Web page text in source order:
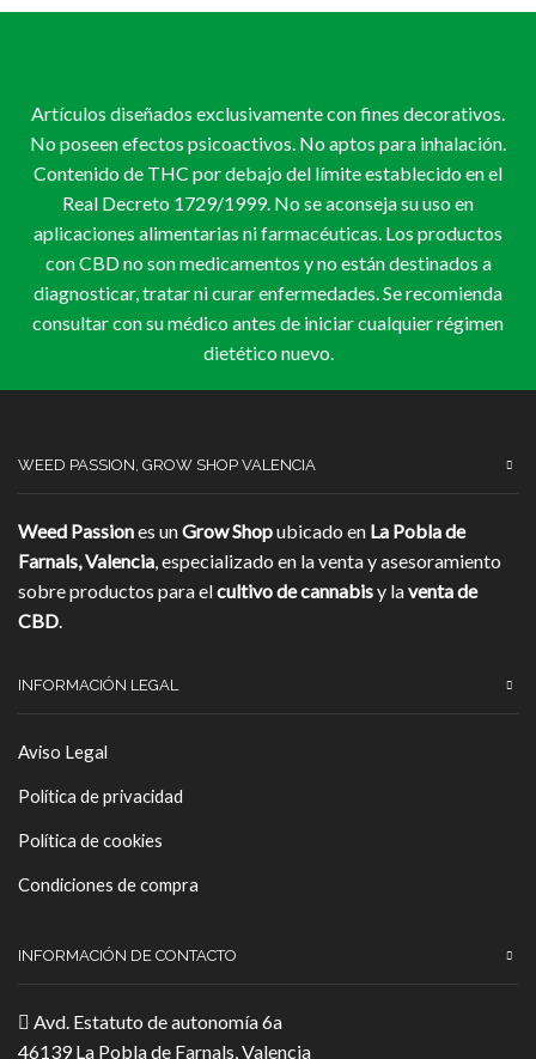
en
la
de
producto
Artículos diseñados exclusivamente con fines decorativos.
No poseen efectos psicoactivos. No aptos para inhalación.
Contenido de THC por debajo del límite establecido en el
Real Decreto 1729/1999. No se aconseja su uso en
aplicaciones alimentarias ni farmacéuticas. Los productos
con CBD no son medicamentos y no están destinados a
diagnosticar, tratar ni curar enfermedades. Se recomienda
consultar con su médico antes de iniciar cualquier régimen
dietético nuevo.
WEED PASSION, GROW SHOP VALENCIA
Weed Passiones unGrow Shopubicado en La Pobla de
Farnals, Valencia, especializado en la venta y asesoramiento
sobre productos para elcultivo de cannabisy laventa de
CBD.
INFORMACIÓN LEGAL
Aviso Legal
Política de privacidad
Política de cookies
Condiciones de compra
INFORMACIÓN DE CONTACTO
Avd. Estatuto de autonomía 6a
46139 La Pobla de Farnals, Valencia